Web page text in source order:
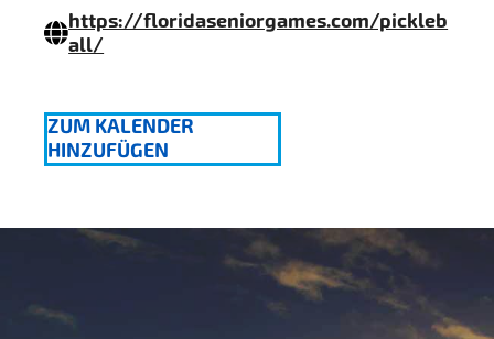
https://floridaseniorgames.com/pickleb
all/
ZUM KALENDER
HINZUFÜGEN